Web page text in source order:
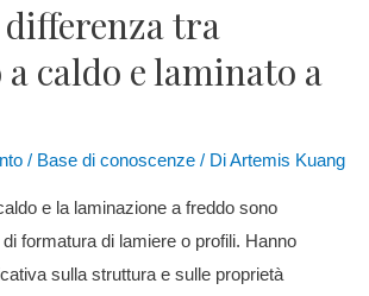
differenza tra
caldo e laminato a
/ Base di conoscenze / DiArtemis Kuang
e la laminazione a freddo sono
formatura di lamiere o profili. Hanno
sulla struttura e sulle proprietà